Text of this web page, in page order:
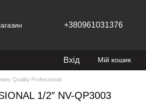
+380961031376
Вхід Мій кошик
Quality Professional
1/2″ NV-QP3003